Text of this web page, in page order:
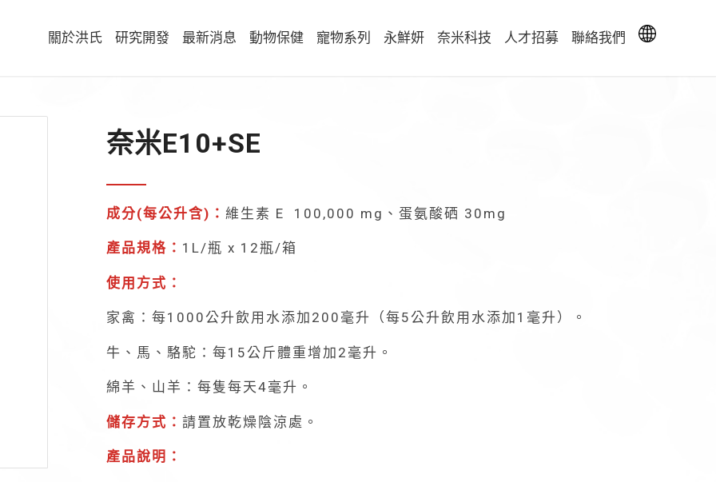
關於洪氏 研究開發 最新消息 動物保健 寵物系列 永鮮妍 奈米科技 人才招募 聯絡我們
奈米E10+SE
成分(每公升含)： 維生素 E 100,000 mg、蛋氨酸硒 30mg
產品規格： 1L/瓶 x 12瓶/箱
使用方式：
家禽：每1000公升飲用水添加200毫升（每5公升飲用水添加1毫升）。
牛、馬、駱駝：每15公斤體重增加2毫升。
綿羊、山羊：每隻每天4毫升。
儲存方式： 請置放乾燥陰涼處。
產品說明：